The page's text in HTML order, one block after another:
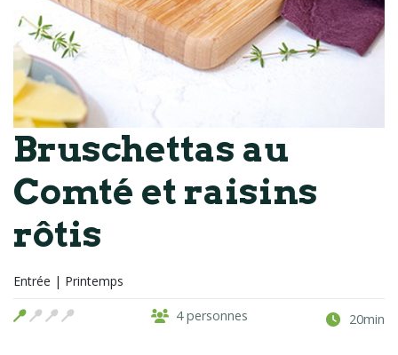
Bruschettas au
Comté et raisins
rôtis
Entrée | Printemps
4 personnes 20min